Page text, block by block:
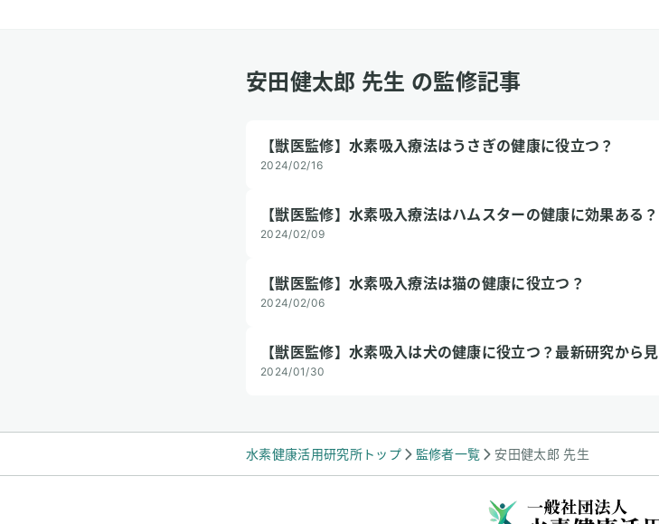
安田健太郎 先生 の監修記事
【獣医監修】水素吸入療法はうさぎの健康に役立つ？
2024/02/16
【獣医監修】水素吸入療法はハムスターの健康に効果ある？
2024/02/09
【獣医監修】水素吸入療法は猫の健康に役立つ？
2024/02/06
【獣医監修】水素吸入は犬の健康に役立つ？最新研究から
2024/01/30
水素健康活用研究所トップ 監修者一覧 安田健太郎 先生